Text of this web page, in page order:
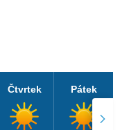
Čtvrtek Pátek